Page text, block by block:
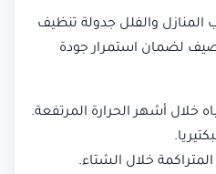
والفلل جدولة تنظيف
لضمان استمرار جودة
خلال أشهر الحرارة المرتفعة.
خلال الشتاء.